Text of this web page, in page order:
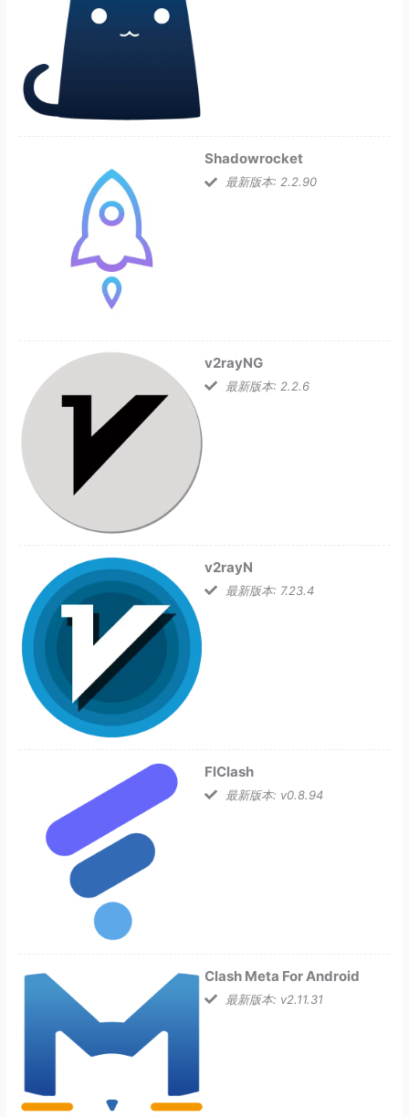
Shadowrocket
最新版本: 2.2.90
v2rayNG
最新版本: 2.2.6
v2rayN
最新版本: 7.23.4
FlClash
最新版本: v0.8.94
Clash Meta For Android
最新版本: v2.11.31